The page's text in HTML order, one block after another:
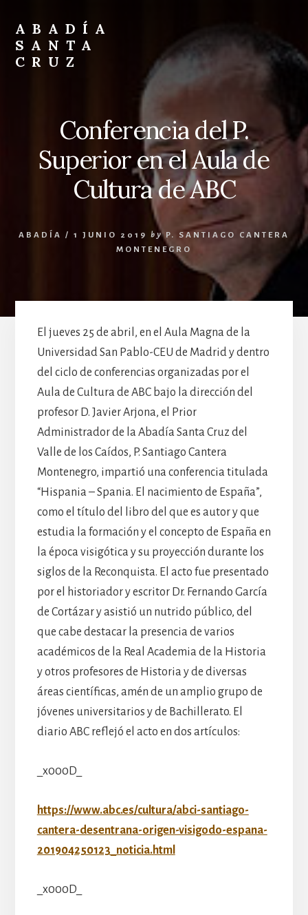
content
footer
ABADÍA
SANTA
CRUZ
Conferencia del P.
Superior en el Aula de
Cultura de ABC
ABADÍA / 1 JUNIO 2019 by P. SANTIAGO CANTERA
MONTENEGRO
El jueves 25 de abril, en el Aula Magna de la
Universidad San Pablo-CEU de Madrid y dentro
del ciclo de conferencias organizadas por el
Aula de Cultura de ABC bajo la dirección del
profesor D. Javier Arjona, el Prior
Administrador de la Abadía Santa Cruz del
Valle de los Caídos, P. Santiago Cantera
Montenegro, impartió una conferencia titulada
“Hispania – Spania. El nacimiento de España”,
como el título del libro del que es autor y que
estudia la formación y el concepto de España en
la época visigótica y su proyección durante los
siglos de la Reconquista. El acto fue presentado
por el historiador y escritor Dr. Fernando García
de Cortázar y asistió un nutrido público, del
que cabe destacar la presencia de varios
académicos de la Real Academia de la Historia
y otros profesores de Historia y de diversas
áreas científicas, amén de un amplio grupo de
jóvenes universitarios y de Bachillerato. El
diario ABC reflejó el acto en dos artículos:
_x000D_
https://www.abc.es/cultura/abci-santiago-
cantera-desentrana-origen-visigodo-espana-
201904250123_noticia.html
_x000D_